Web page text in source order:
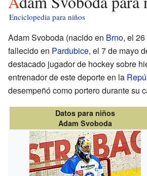
Enciclopedia para niños
Adam Svoboda (nacido en Brno, el
fallecido en Pardubice, el 7 de mayo
destacado jugador de hockey sobre
entrenador de este deporte en la
desempeñó como portero durante su
Datos para niños
Adam Svoboda